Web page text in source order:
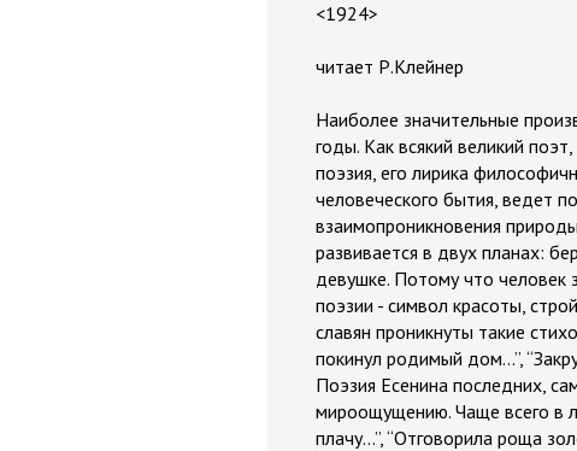
<1924>
читает Р.Клейнер
Наиболее значительные
годы. Как всякий великий
поэзия, его лирика
человеческого бытия, ведет
взаимопроникновения
развивается в двух планах:
девушке. Потому что человек
поэзии - символ красоты,
славян проникнуты такие
покинул родимый дом...”,
Поэзия Есенина последних,
мироощущению. Чаще всего в
плачу...”, “Отговорила роща